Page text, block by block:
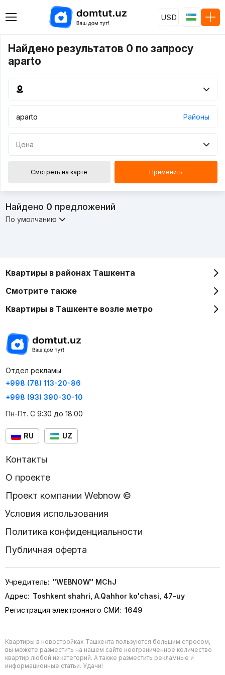
USD
Найдено результатов 0 по запросу
aparto
Районы
Цена
Смотреть на карте Применить
Найдено 0 предложений
По умолчанию
Квартиры в районах Ташкента
Смотрите также
Квартиры в Ташкенте возле метро
Отдел рекламы
+998 (78) 113-20-86
+998 (93) 390-30-10
Пн-Пт. С 9:30 до 18:00
RU UZ
Контакты
О проекте
Проект компании Webnow ©
Условия использования
Политика конфиденциальности
Публичная оферта
Учредитель: "WEBNOW" MChJ
Адрес: Toshkent shahri, A.Qahhor ko'chasi, 47-uy
Регистрация электронного СМИ: 1649
Квартиры в новостройках Ташкента пользуются большим спросом,
вы можете разместить на нашем сайте неограниченное количество
квартир любой из категорий. А также разместить рекламные и
информационные статьи. Удачи!